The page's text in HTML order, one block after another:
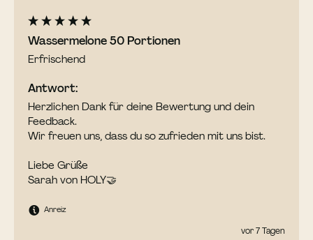
Wassermelone 50 Portionen
Erfrischend
Antwort:
Herzlichen Dank für deine Bewertung und dein
Feedback.
Wir freuen uns, dass du so zufrieden mit uns bist.
Liebe Grüße
Sarah von HOLY🤝
Anreiz
vor 7 Tagen